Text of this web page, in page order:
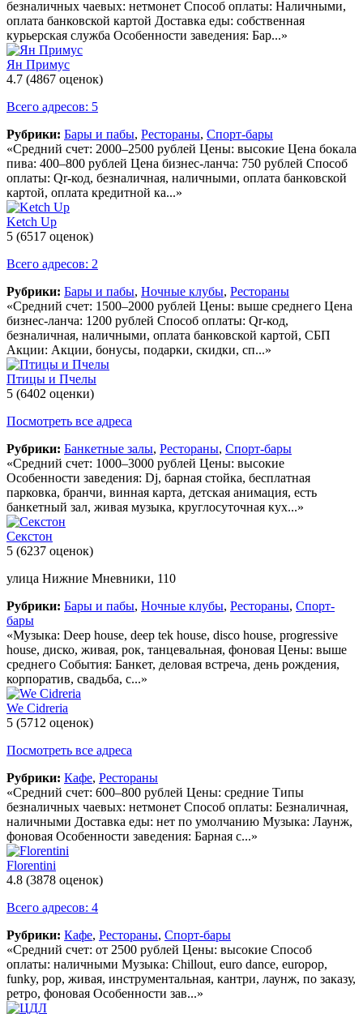
безналичных чаевых: нетмонет Способ оплаты: Наличными,
оплата банковской картой Доставка еды: собственная
курьерская служба Особенности заведения: Бар...»
Ян Примус
4.7 (4867 оценок)
Всего адресов: 5
Рубрики: Бары и пабы, Рестораны, Спорт-бары
«Средний счет: 2000–2500 рублей Цены: высокие Цена бокала
пива: 400–800 рублей Цена бизнес-ланча: 750 рублей Способ
оплаты: Qr-код, безналичная, наличными, оплата банковской
картой, оплата кредитной ка...»
Ketch Up
5 (6517 оценок)
Всего адресов: 2
Рубрики: Бары и пабы, Ночные клубы, Рестораны
«Средний счет: 1500–2000 рублей Цены: выше среднего Цена
бизнес-ланча: 1200 рублей Способ оплаты: Qr-код,
безналичная, наличными, оплата банковской картой, СБП
Акции: Акции, бонусы, подарки, скидки, сп...»
Птицы и Пчелы
5 (6402 оценки)
Посмотреть все адреса
Рубрики: Банкетные залы, Рестораны, Спорт-бары
«Средний счет: 1000–3000 рублей Цены: высокие
Особенности заведения: Dj, барная стойка, бесплатная
парковка, бранчи, винная карта, детская анимация, есть
банкетный зал, живая музыка, круглосуточная кух...»
Секстон
5 (6237 оценок)
улица Нижние Мневники, 110
Рубрики: Бары и пабы, Ночные клубы, Рестораны, Спорт-
бары
«Музыка: Deep house, deep tek house, disco house, progressive
house, диско, живая, рок, танцевальная, фоновая Цены: выше
среднего События: Банкет, деловая встреча, день рождения,
корпоратив, свадьба, с...»
We Cidreria
5 (5712 оценок)
Посмотреть все адреса
Рубрики: Кафе, Рестораны
«Средний счет: 600–800 рублей Цены: средние Типы
безналичных чаевых: нетмонет Способ оплаты: Безналичная,
наличными Доставка еды: нет по умолчанию Музыка: Лаунж,
фоновая Особенности заведения: Барная с...»
Florentini
4.8 (3878 оценок)
Всего адресов: 4
Рубрики: Кафе, Рестораны, Спорт-бары
«Средний счет: от 2500 рублей Цены: высокие Способ
оплаты: наличными Музыка: Chillout, euro dance, europop,
funky, pop, живая, инструментальная, кантри, лаунж, по заказу,
ретро, фоновая Особенности зав...»